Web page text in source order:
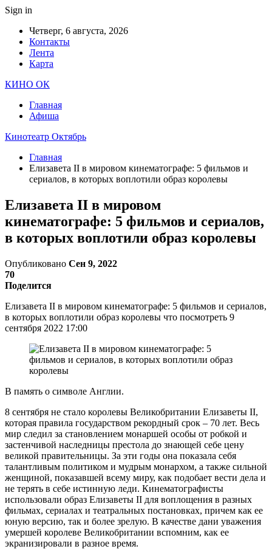
Sign in
Четверг, 6 августа, 2026
Контакты
Лента
Карта
КИНО ОК
Главная
Афиша
Кинотеатр Октябрь
Главная
Елизавета II в мировом кинематографе: 5 фильмов и
сериалов, в которых воплотили образ королевы
Елизавета II в мировом
кинематографе: 5 фильмов и сериалов,
в которых воплотили образ королевы
Опубликовано Сен 9, 2022
70
Поделится
Елизавета II в мировом кинематографе: 5 фильмов и сериалов,
в которых воплотили образ королевы что посмотреть 9
сентября 2022 17:00
В память о символе Англии.
8 сентября не стало королевы Великобритании Елизаветы II,
которая правила государством рекордный срок – 70 лет. Весь
мир следил за становлением монаршей особы от робкой и
застенчивой наследницы престола до знающей себе цену
великой правительницы. За эти годы она показала себя
талантливым политиком и мудрым монархом, а также сильной
женщиной, показавшей всему миру, как подобает вести дела и
не терять в себе истинную леди. Кинематографисты
использовали образ Елизаветы II для воплощения в разных
фильмах, сериалах и театральных постановках, причем как ее
юную версию, так и более зрелую. В качестве дани уважения
умершей королеве Великобритании вспомним, как ее
экранизировали в разное время.